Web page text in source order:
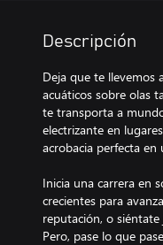
Descripción
Deja que te
acuáticos sobre olas
te transporta a
electrizante en
acrobacia perfecta
Inicia una carrera en
crecientes para
reputación, o
Pero, pase lo que